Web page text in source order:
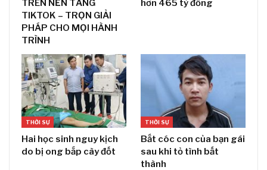
TRÊN NỀN TẢNG
TIKTOK – TRỌN GIẢI
PHÁP CHO MỌI HÀNH
TRÌNH
hơn 465 tỷ đồng
THỜI SỰ
Hai học sinh nguy kịch
do bị ong bắp cày đốt
THỜI SỰ
Bắt cóc con của bạn gái
sau khi tỏ tình bất
thành